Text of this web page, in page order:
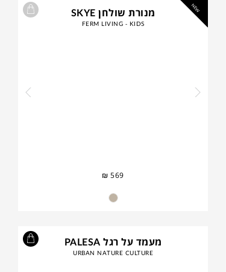
NEW מנורת שולחן SKYE
FERM LIVING - KIDS
₪ 569
מעמד על רגל PALESA
URBAN NATURE CULTURE